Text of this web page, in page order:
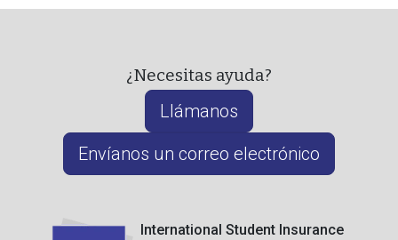
¿Necesitas ayuda?
Llámanos
Envíanos un correo electrónico
International Student Insurance